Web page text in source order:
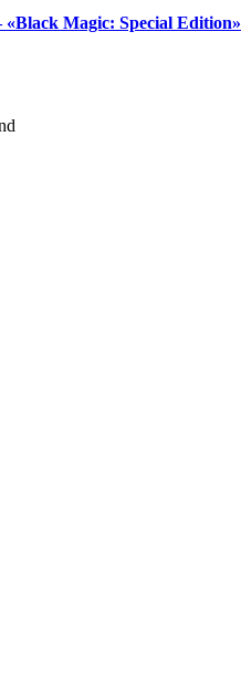
Magic: Special Edition»